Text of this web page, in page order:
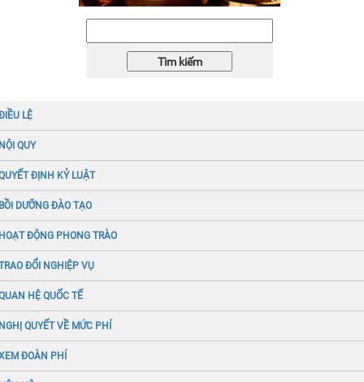
LỆ
QUY
ĐỊNH KỶ LUẬT
DƯỠNG ĐÀO TẠO
ĐỘNG PHONG TRÀO
ĐỔI NGHIỆP VỤ
HỆ QUỐC TẾ
QUYẾT VỀ MỨC PHÍ
ĐOÀN PHÍ